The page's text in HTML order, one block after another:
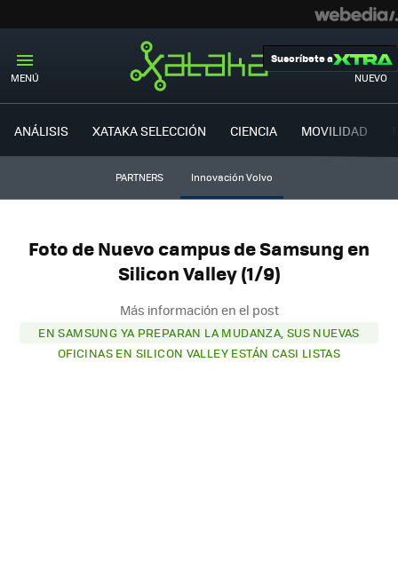
MENÚ NUEVO
Suscríbete a
ANÁLISIS XATAKA SELECCIÓN CIENCIA MOVILIDAD
PARTNERS Innovación Volvo
Foto de Nuevo campus de Samsung en
Silicon Valley (1/9)
Más información en el post
EN SAMSUNG YA PREPARAN LA MUDANZA, SUS NUEVAS
OFICINAS EN SILICON VALLEY ESTÁN CASI LISTAS